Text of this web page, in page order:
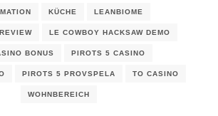
KÜCHE LEANBIOME
LE COWBOY HACKSAW DEMO
BONUS PIROTS 5 CASINO
PIROTS 5 PROVSPELA TO CASINO
WOHNBEREICH